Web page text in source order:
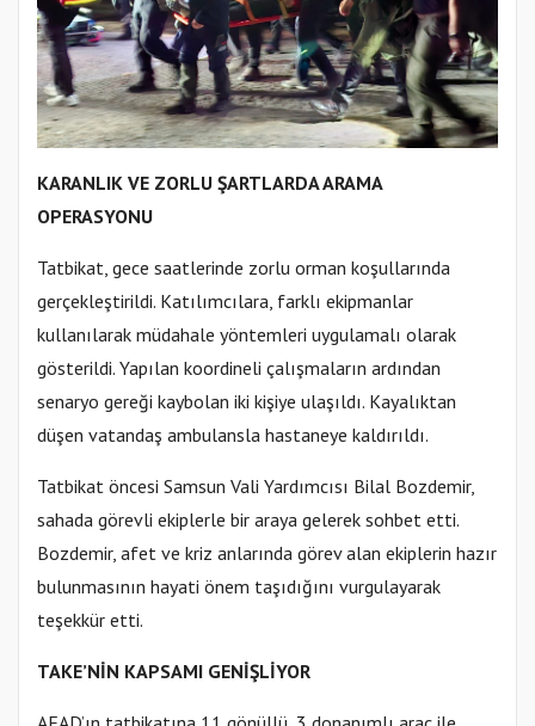
KARANLIK VE ZORLU ŞARTLARDA ARAMA
OPERASYONU
Tatbikat, gece saatlerinde zorlu orman koşullarında
gerçekleştirildi. Katılımcılara, farklı ekipmanlar
kullanılarak müdahale yöntemleri uygulamalı olarak
gösterildi. Yapılan koordineli çalışmaların ardından
senaryo gereği kaybolan iki kişiye ulaşıldı. Kayalıktan
düşen vatandaş ambulansla hastaneye kaldırıldı.
Tatbikat öncesi Samsun Vali Yardımcısı Bilal Bozdemir,
sahada görevli ekiplerle bir araya gelerek sohbet etti.
Bozdemir, afet ve kriz anlarında görev alan ekiplerin hazır
bulunmasının hayati önem taşıdığını vurgulayarak
teşekkür etti.
TAKE’NİN KAPSAMI GENİŞLİYOR